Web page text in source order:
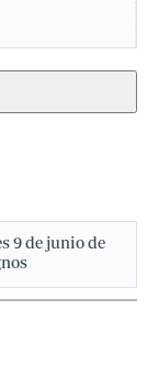
9 de junio de